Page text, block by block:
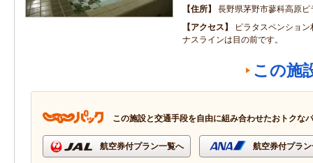
住所
長野県茅野市蓼科高原ピ
アクセス
ピラタスペンショ
ナスラインは目の前です。
この施
この施設と交通手段を自由に組み合わせたおトクな
航空券付プラン一覧へ 航空券付プラ